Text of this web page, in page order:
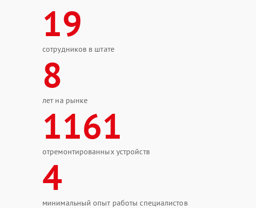
19
сотрудников в штате
8
лет на рынке
1161
отремонтированных устройств
4
минимальный опыт работы специалистов